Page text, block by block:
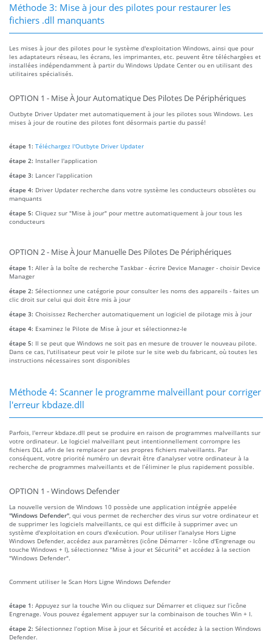
Méthode 3: Mise à jour des pilotes pour restaurer les
fichiers .dll manquants
Les mises à jour des pilotes pour le système d'exploitation Windows, ainsi que pour
les adaptateurs réseau, les écrans, les imprimantes, etc. peuvent être téléchargées et
installées indépendamment à partir du Windows Update Center ou en utilisant des
utilitaires spécialisés.
OPTION 1 - Mise À Jour Automatique Des Pilotes De Périphériques
Outbyte Driver Updater met automatiquement à jour les pilotes sous Windows. Les
mises à jour de routine des pilotes font désormais partie du passé!
étape 1: Téléchargez l'Outbyte Driver Updater
étape 2: Installer l'application
étape 3: Lancer l'application
étape 4: Driver Updater recherche dans votre système les conducteurs obsolètes ou
manquants
étape 5: Cliquez sur "Mise à jour" pour mettre automatiquement à jour tous les
conducteurs
OPTION 2 - Mise À Jour Manuelle Des Pilotes De Périphériques
étape 1: Aller à la boîte de recherche Taskbar - écrire Device Manager - choisir Device
Manager
étape 2: Sélectionnez une catégorie pour consulter les noms des appareils - faites un
clic droit sur celui qui doit être mis à jour
étape 3: Choisissez Rechercher automatiquement un logiciel de pilotage mis à jour
étape 4: Examinez le Pilote de Mise à jour et sélectionnez-le
étape 5: Il se peut que Windows ne soit pas en mesure de trouver le nouveau pilote.
Dans ce cas, l'utilisateur peut voir le pilote sur le site web du fabricant, où toutes les
instructions nécessaires sont disponibles
Méthode 4: Scanner le programme malveillant pour corriger
l'erreur kbdaze.dll
Parfois, l'erreur kbdaze.dll peut se produire en raison de programmes malveillants sur
votre ordinateur. Le logiciel malveillant peut intentionnellement corrompre les
fichiers DLL afin de les remplacer par ses propres fichiers malveillants. Par
conséquent, votre priorité numéro un devrait être d’analyser votre ordinateur à la
recherche de programmes malveillants et de l’éliminer le plus rapidement possible.
OPTION 1 - Windows Defender
La nouvelle version de Windows 10 possède une application intégrée appelée
"Windows Defender" , qui vous permet de rechercher des virus sur votre ordinateur et
de supprimer les logiciels malveillants, ce qui est difficile à supprimer avec un
système d'exploitation en cours d'exécution. Pour utiliser l'analyse Hors Ligne
Windows Defender, accédez aux paramètres (icône Démarrer - Icône d'Engrenage ou
touche Windows + I), sélectionnez "Mise à jour et Sécurité" et accédez à la section
"Windows Defender".
Comment utiliser le Scan Hors Ligne Windows Defender
étape 1: Appuyez sur la touche Win ou cliquez sur Démarrer et cliquez sur l’icône
Engrenage. Vous pouvez également appuyer sur la combinaison de touches Win + I.
étape 2: Sélectionnez l’option Mise à jour et Sécurité et accédez à la section Windows
Defender.